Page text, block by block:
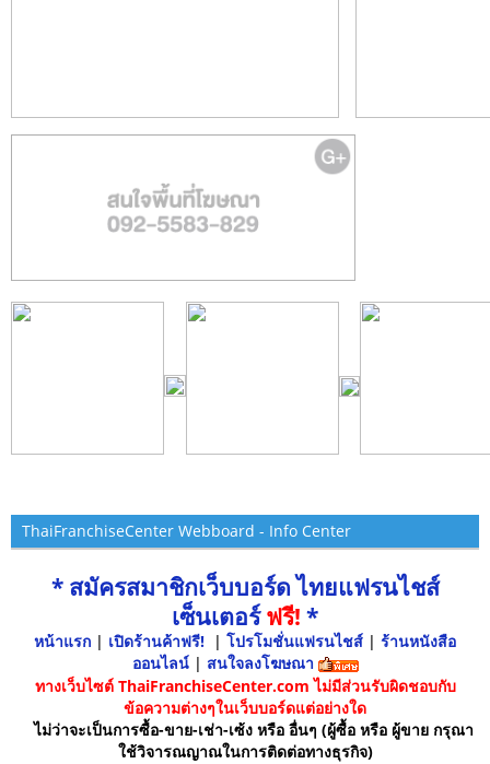
ThaiFranchiseCenter Webboard - Info Center
* สมัครสมาชิกเว็บบอร์ด ไทยแฟรนไชส์
เซ็นเตอร์ฟรี! *
หน้าแรก | เปิดร้านค้าฟรี! | โปรโมชั่นแฟรนไชส์ | ร้านหนังสือ
ออนไลน์ | สนใจลงโฆษณา
ทางเว็บไซต์ ThaiFranchiseCenter.com ไม่มีส่วนรับผิดชอบกับ
ข้อความต่างๆในเว็บบอร์ดแต่อย่างใด
ไม่ว่าจะเป็นการซื้อ-ขาย-เช่า-เซ้ง หรือ อื่นๆ (ผู้ซื้อ หรือ ผู้ขาย กรุณา
ใช้วิจารณญาณในการติดต่อทางธุรกิจ)